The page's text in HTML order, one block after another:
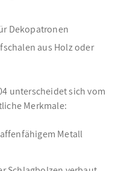
Dekopatronen
aus Holz oder
unterscheidet sich vom
Merkmale:
Metall